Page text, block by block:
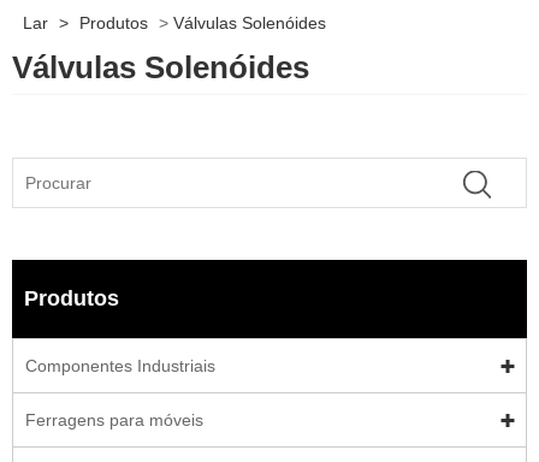
Lar > Produtos > Válvulas Solenóides
Válvulas Solenóides
Produtos
Componentes Industriais
Ferragens para móveis